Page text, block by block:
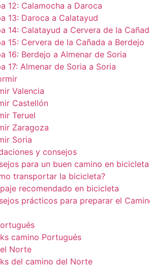
12: Calamocha a Daroca
13: Daroca a Calatayud
14: Calatayud a Cervera de la
15: Cervera de la Cañada a Berdejo
16: Berdejo a Almenar de Soria
17: Almenar de Soria a Soria
Valencia
Castellón
Teruel
Zaragoza
Soria
y consejos
para un buen camino en bicicleta
transportar la bicicleta?
recomendado en bicicleta
prácticos para preparar el
camino Portugués
Norte
del camino del Norte